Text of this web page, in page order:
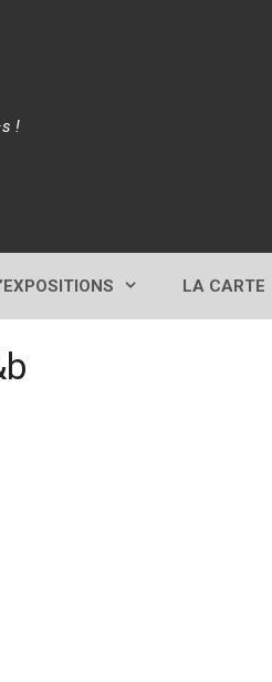
!
LA CARTE